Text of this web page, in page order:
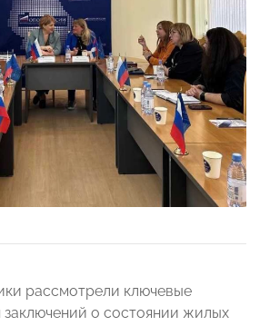
рассмотрели ключевые
заключений о состоянии жилых